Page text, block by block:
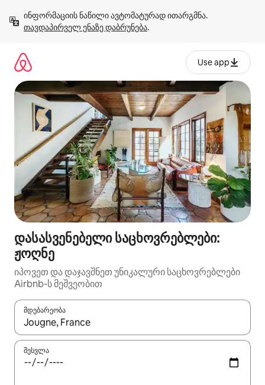
გადასვლა
თავდაპირველ ენაზე დაბრუნება.
Use app
დასასვენებელი საცხოვრებლები:
ჟოღნე
იპოვეთ და დაჯავშნეთ უნიკალური საცხოვრებლები
Airbnb-ს მეშვეობით
მდებარეობა
როცა შედეგები ხელმისაწვდომი გახდება, ნავიგაციისთვის
შესვლა